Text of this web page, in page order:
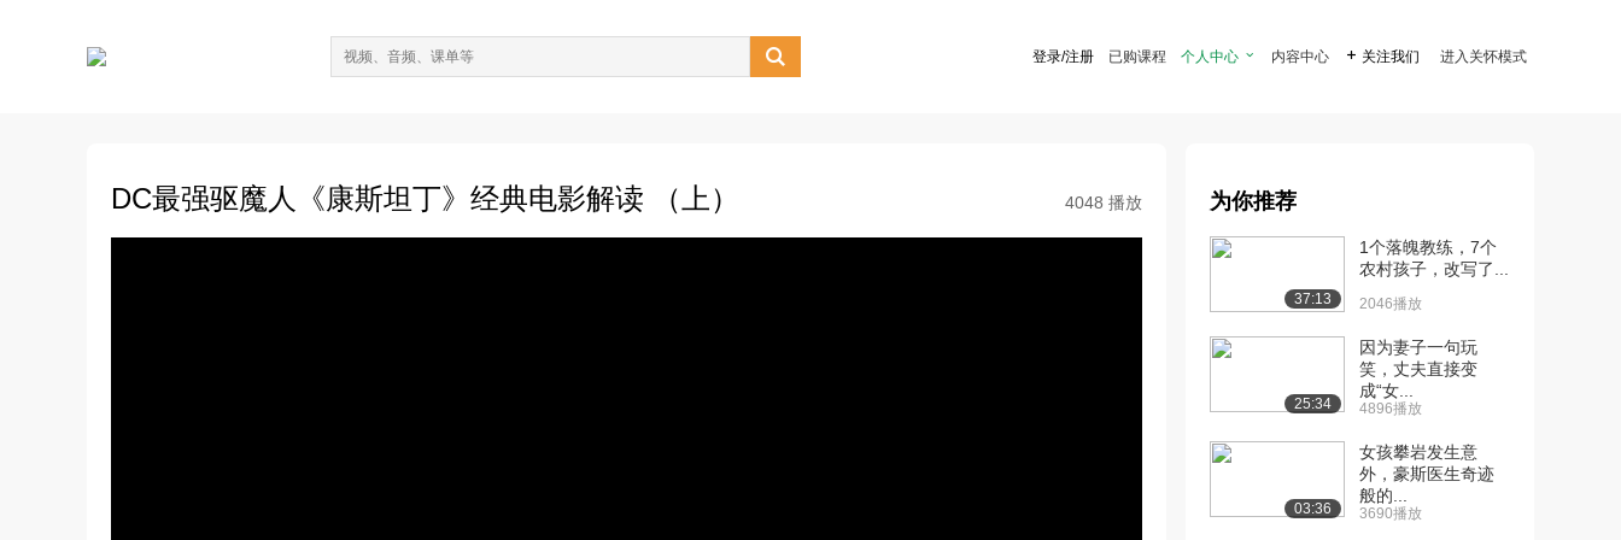
 登录/注册 已购课程 个人中心  内容中心  关注我们 进入关怀模式
DC最强驱魔人《康斯坦丁》经典电影解读 （上） 4048 播放 为你推荐
37:13
1个落魄教练，7个
农村孩子，改写了...
2046播放
25:34
因为妻子一句玩
笑，丈夫直接变
成“女...
4896播放
03:36
女孩攀岩发生意
外，豪斯医生奇迹
般的...
3690播放